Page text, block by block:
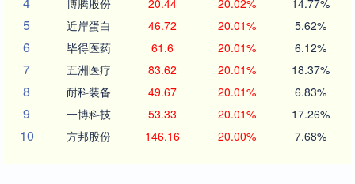
博腾股份 20.44 20.02% 14.77%
5 近岸蛋白 46.72 20.01% 5.62%
6 毕得医药 61.6 20.01% 6.12%
7 五洲医疗 83.62 20.01% 18.37%
8 耐科装备 49.67 20.01% 6.83%
9 一博科技 53.33 20.01% 17.26%
10 方邦股份 146.16 20.00% 7.68%